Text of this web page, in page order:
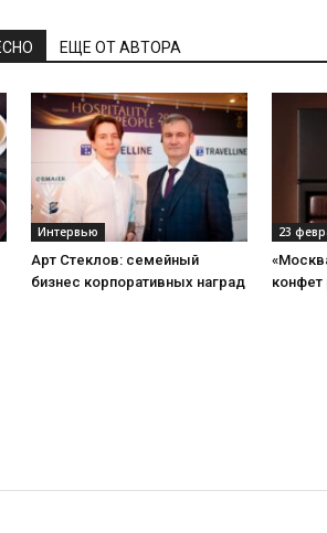
ЕЩЕ ОТ АВТОРА
Интервью
Арт Стеклов: семейный
бизнес корпоративных наград
23
конфет